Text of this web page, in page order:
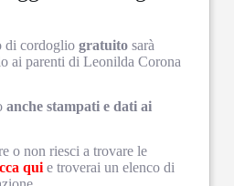
di cordogliogratuito sarà
ai parenti di Leonilda Corona
anche stampati e dati ai
o non riesci a trovare le
qui e troverai un elenco di